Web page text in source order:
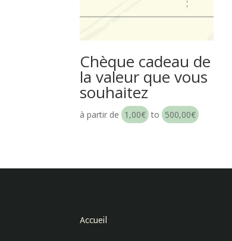
Chèque cadeau de
la valeur que vous
souhaitez
à partir de 1,00€ to 500,00€
Accueil